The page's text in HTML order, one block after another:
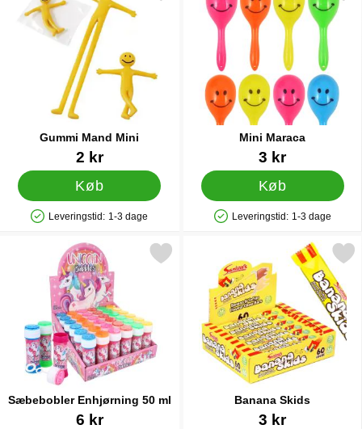
Gummi Mand Mini
Varenr 124832 kr
Køb
Produkttilgængelighed: På lager
Leveringstid: 1-3 dage
Mini Maraca
Varenr 124763 kr
Køb
Produkttilgængelighed: På lager
Leveringstid: 1-3 dage
Sæbebobler Enhjørning 50 ml
Varenr 869796 kr
Markér sæbebobler Enhjørning 50 ml som favorit
Banana Skids
Varenr 142523 kr
Markér banana